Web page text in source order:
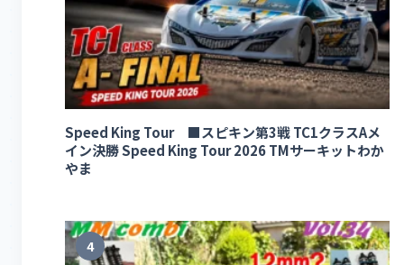
Speed King Tour ■スピキン第3戦 TC1クラスAメ
イン決勝 Speed King Tour 2026 TMサーキットわか
やま
4